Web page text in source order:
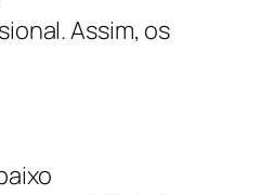
Assim, os